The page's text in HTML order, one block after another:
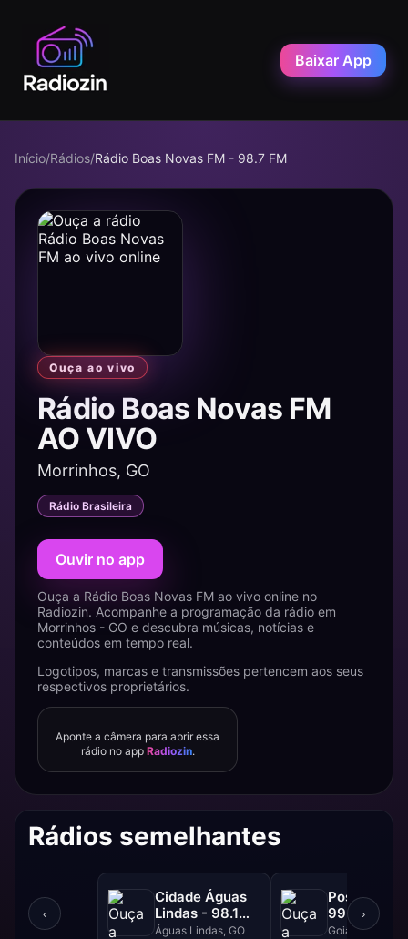
Baixar App
Início/Rádios/Rádio Boas Novas FM - 98.7 FM
Ouça ao vivo
Rádio Boas Novas FM
AO VIVO
Morrinhos, GO
Rádio Brasileira
Ouvir no app
Ouça a Rádio Boas Novas FM ao vivo online no
Radiozin. Acompanhe a programação da rádio em
Morrinhos - GO e descubra músicas, notícias e
conteúdos em tempo real.
Logotipos, marcas e transmissões pertencem aos seus
respectivos proprietários.
Aponte a câmera para abrir essa
rádio no app Radiozin.
Rádios semelhantes
‹
Cidade Águas
Lindas - 98.1
FM
Águas Lindas, GO
Positiva
99.1 FM
Goiânia, GO
›